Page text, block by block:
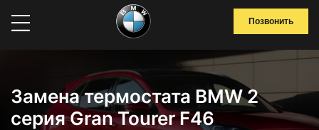
Позвонить
Замена термостата BMW 2
серия Gran Tourer F46